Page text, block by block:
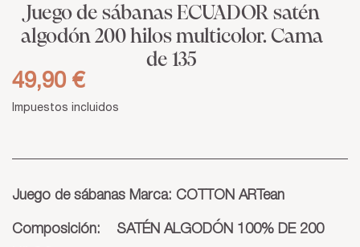
Juego de sábanas ECUADOR satén
algodón 200 hilos multicolor. Cama
de 135
49,90 €
Impuestos incluidos
Juego de sábanas Marca: COTTON ARTean
Composición: SATÉN ALGODÓN 100% DE 200